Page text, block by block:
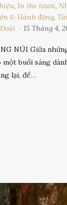
,In the town,
& Hành động,
15 Tháng 4,
NÚI Giữa
một buổi sáng
lại, để…